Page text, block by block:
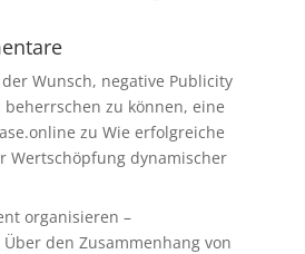
Wunsch, negative Publicity
zu können, eine
zu Wie erfolgreiche
Wertschöpfung dynamischer
organisieren –
Über den Zusammenhang von